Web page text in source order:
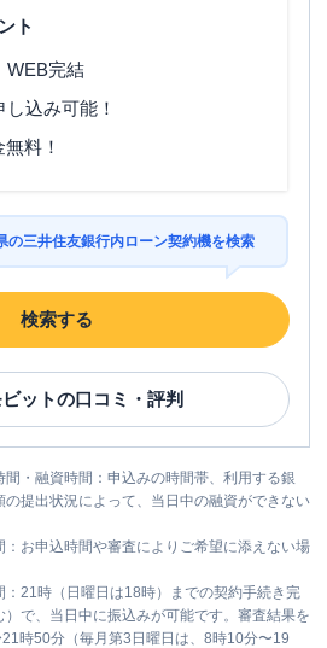
ト
WEB完結
込み可能！
料！
の三井住友銀行内ローン契約機を検索
検索する
ットの口コミ・評判
・融資時間：申込みの時間帯、利用する銀
提出状況によって、当日中の融資ができない
お申込時間や審査によりご希望に添えない場
：21時（日曜日は18時）までの契約手続き完
で、当日中に振込みが可能です。審査結果を
時50分（毎月第3日曜日は、8時10分〜19